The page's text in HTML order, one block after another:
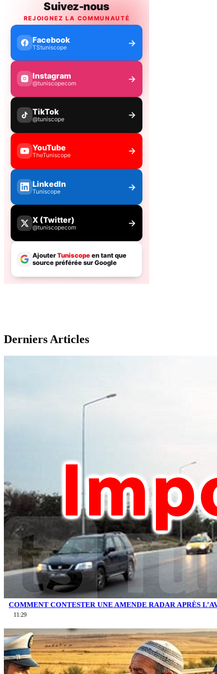
Derniers Articles
COMMENT CONTESTER UNE AMENDE RADAR APRÈS
11:29